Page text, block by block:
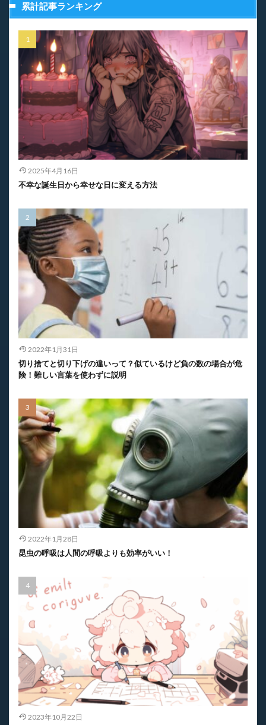
累計記事ランキング
2025年4月16日
不幸な誕生日から幸せな日に変える方法
2022年1月31日
切り捨てと切り下げの違いって？似ているけど負の数の場合が危
険！難しい言葉を使わずに説明
2022年1月28日
昆虫の呼吸は人間の呼吸よりも効率がいい！
2023年10月22日